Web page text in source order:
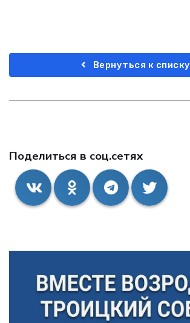
Поделиться в соц.сетях
Вернуться к списку